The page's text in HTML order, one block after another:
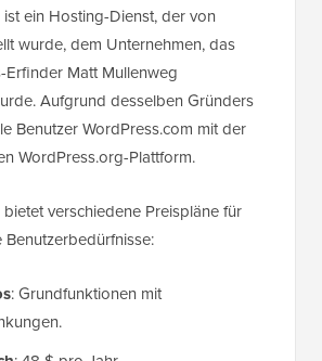
ist ein Hosting-Dienst, der von
wurde, dem Unternehmen, das
Erfinder Matt Mullenweg
Aufgrund desselben Gründers
Benutzer WordPress.com mit der
WordPress.org-Plattform.
verschiedene Preispläne für
Benutzerbedürfnisse:
: Grundfunktionen mit